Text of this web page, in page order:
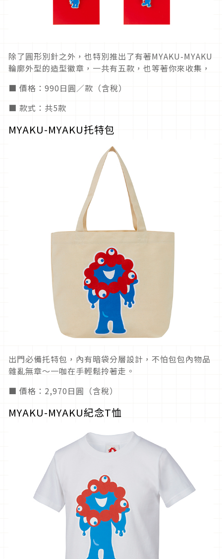
除了圓形別針之外，也特別推出了有著MYAKU-MYAKU
輪廓外型的造型徽章，一共有五款，也等著你來收集，
■ 價格：990日圓／款（含稅）
■ 款式：共5款
MYAKU-MYAKU托特包
出門必備托特包，內有暗袋分層設計，不怕包包內物品
雜亂無章～一咖在手輕鬆拎著走。
■ 價格：2,970日圓（含稅）
MYAKU-MYAKU紀念T恤